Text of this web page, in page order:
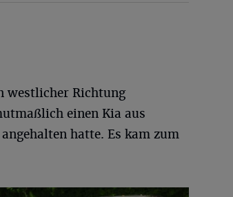
westlicher Richtung
einen Kia aus
hatte. Es kam zum